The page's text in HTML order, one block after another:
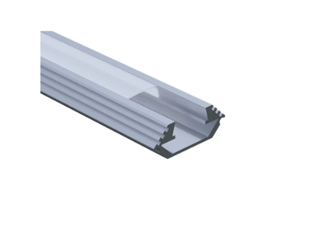
hvězdiček.